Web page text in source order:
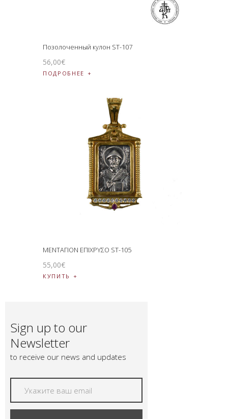
Позолоченный кулон ST-107
56,00€
ПОДРОБНЕЕ
ΜΕΝΤΑΓΙΟΝ ΕΠΙΧΡΥΣΟ ST-105
55,00€
КУПИТЬ
Sign up to our
Newsletter
to receive our news and updates